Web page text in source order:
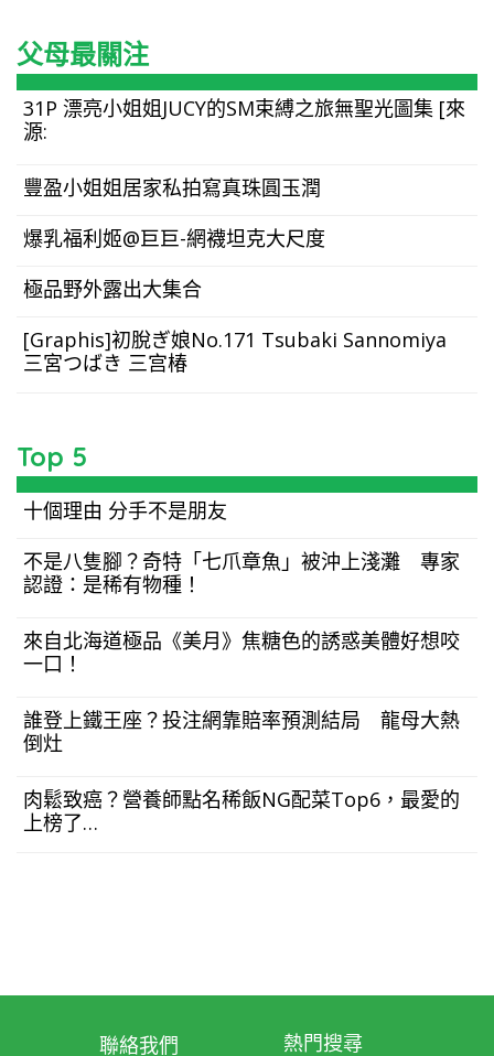
父母最關注
31P 漂亮小姐姐JUCY的SM束縛之旅無聖光圖集 [來
源:
豐盈小姐姐居家私拍寫真珠圓玉潤
爆乳福利姬@巨巨-網襪坦克大尺度
極品野外露出大集合
[Graphis]初脫ぎ娘No.171 Tsubaki Sannomiya
三宮つばき 三宫椿
Top 5
十個理由 分手不是朋友
不是八隻腳？奇特「七爪章魚」被沖上淺灘 專家
認證：是稀有物種！
來自北海道極品《美月》焦糖色的誘惑美體好想咬
一口！
誰登上鐵王座？投注網靠賠率預測結局 龍母大熱
倒灶
肉鬆致癌？營養師點名稀飯NG配菜Top6，最愛的
上榜了…
聯絡我們 熱門搜尋